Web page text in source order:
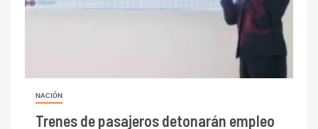
NACIÓN
Trenes de pasajeros detonarán empleo